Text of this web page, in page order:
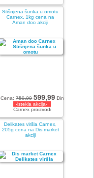
Stišnjena šunka u omotu
Carnex, 1kg cena na
Aman doo akciji
Cena:750,99 599,99 Din
-istekla akcija-
Carnex proizvodi
Delikates viršla Carnex,
205g cena na Dis market
akciji